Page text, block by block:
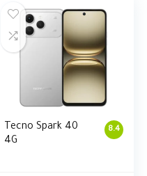
8.4
Tecno Spark 40
4G